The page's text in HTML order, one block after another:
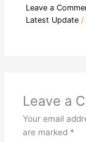
Leave a
Latest Update/
Leave a
Your email
are marked *